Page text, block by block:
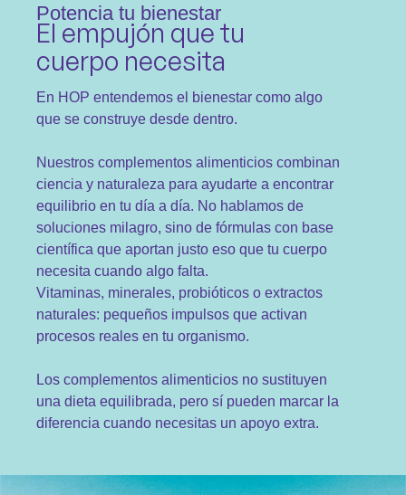
Potencia tu bienestar
El empujón que tu
cuerpo necesita
En HOP entendemos el bienestar como algo
que se construye desde dentro.
Nuestros complementos alimenticios combinan
ciencia y naturaleza para ayudarte a encontrar
equilibrio en tu día a día. No hablamos de
soluciones milagro, sino de fórmulas con base
científica que aportan justo eso que tu cuerpo
necesita cuando algo falta.
Vitaminas, minerales, probióticos o extractos
naturales: pequeños impulsos que activan
procesos reales en tu organismo.
Los complementos alimenticios no sustituyen
una dieta equilibrada, pero sí pueden marcar la
diferencia cuando necesitas un apoyo extra.